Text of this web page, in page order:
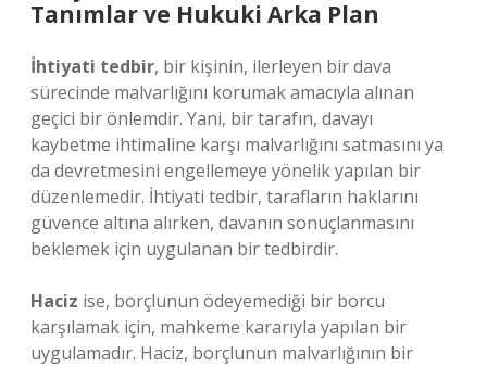
Tanımlar ve Hukuki Arka Plan
İhtiyati tedbir, bir kişinin, ilerleyen bir dava
sürecinde malvarlığını korumak amacıyla alınan
geçici bir önlemdir. Yani, bir tarafın, davayı
kaybetme ihtimaline karşı malvarlığını satmasını ya
da devretmesini engellemeye yönelik yapılan bir
düzenlemedir. İhtiyati tedbir, tarafların haklarını
güvence altına alırken, davanın sonuçlanmasını
beklemek için uygulanan bir tedbirdir.
Haciz ise, borçlunun ödeyemediği bir borcu
karşılamak için, mahkeme kararıyla yapılan bir
uygulamadır. Haciz, borçlunun malvarlığının bir